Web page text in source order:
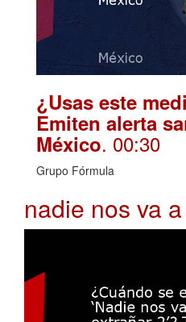
¿Usas este
Emiten alerta
México. 00:30
Grupo Fórmula
nadie nos va